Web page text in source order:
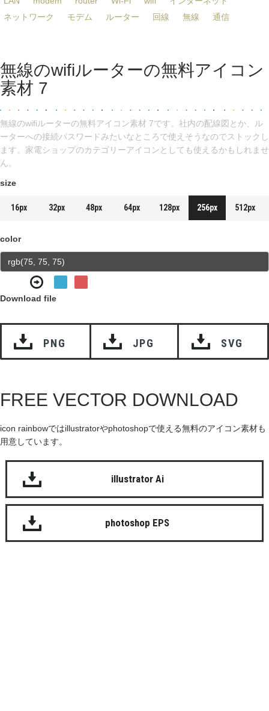
ネットワーク
モデム ルーター 回線 無線 通信
無線のwifiルーターの無料アイコン
素材 7
無線のwifiルーターの無料アイコン素材 7です。社内の配線図とか、ル
ーターへの接続パスワードみたいなところで使えそうなのでストックし
ます。家電ショップのカテゴリーアイコンとしても使えるかもしれませ
ん。
size
16px 32px 48px 64px 128px 256px 512px
color
Download file
PNG JPG SVG
FREE VECTOR DOWNLOAD
icon rainbowではillustratorやphotoshopで使える無料のアイコン素材も
用意しています。
illustrator Ai
photoshop EPS